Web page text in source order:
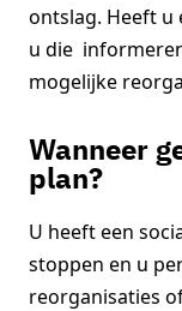
ontslag. Heeft u
u die
mogelijke
Wanneer
plan?
U heeft een
stoppen en u
reorganisaties